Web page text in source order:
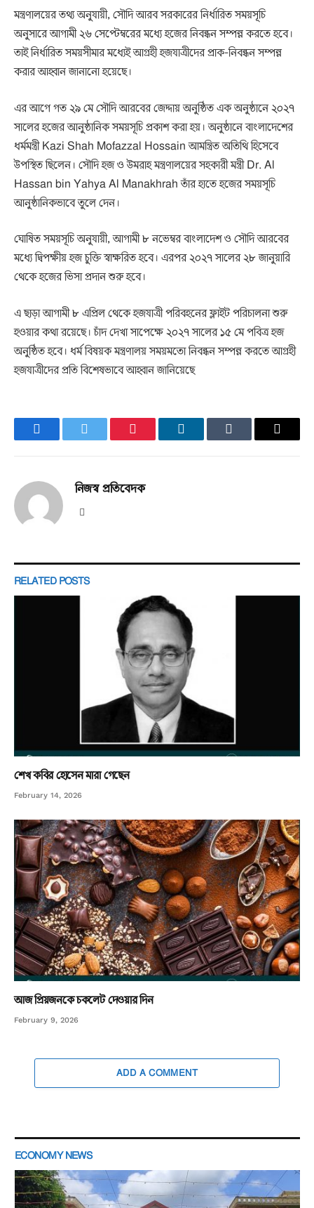
মন্ত্রণালয়ের তথ্য অনুযায়ী, সৌদি আরব সরকারের নির্ধারিত সময়সূচি
অনুসারে আগামী ২৬ সেপ্টেম্বরের মধ্যে হজের নিবন্ধন সম্পন্ন করতে হবে।
তাই নির্ধারিত সময়সীমার মধ্যেই আগ্রহী হজযাত্রীদের প্রাক-নিবন্ধন সম্পন্ন
করার আহ্বান জানানো হয়েছে।
এর আগে গত ২৯ মে সৌদি আরবের জেদ্দায় অনুষ্ঠিত এক অনুষ্ঠানে ২০২৭
সালের হজের আনুষ্ঠানিক সময়সূচি প্রকাশ করা হয়। অনুষ্ঠানে বাংলাদেশের
ধর্মমন্ত্রীKazi Shah Mofazzal Hossainআমন্ত্রিত অতিথি হিসেবে
উপস্থিত ছিলেন। সৌদি হজ ও উমরাহ মন্ত্রণালয়ের সহকারী মন্ত্রীDr. Al
Hassan bin Yahya Al Manakhrahতাঁর হাতে হজের সময়সূচি
আনুষ্ঠানিকভাবে তুলে দেন।
ঘোষিত সময়সূচি অনুযায়ী, আগামী ৮ নভেম্বর বাংলাদেশ ও সৌদি আরবের
মধ্যে দ্বিপক্ষীয় হজ চুক্তি স্বাক্ষরিত হবে। এরপর ২০২৭ সালের ২৮ জানুয়ারি
থেকে হজের ভিসা প্রদান শুরু হবে।
এ ছাড়া আগামী ৮ এপ্রিল থেকে হজযাত্রী পরিবহনের ফ্লাইট পরিচালনা শুরু
হওয়ার কথা রয়েছে। চাঁদ দেখা সাপেক্ষে ২০২৭ সালের ১৫ মে পবিত্র হজ
অনুষ্ঠিত হবে। ধর্ম বিষয়ক মন্ত্রণালয় সময়মতো নিবন্ধন সম্পন্ন করতে আগ্রহী
হজযাত্রীদের প্রতি বিশেষভাবে আহ্বান জানিয়েছে
FacebookTwitter PinterestLinkedInTumblr Email
নিজস্ব প্রতিবেদক
RELATED POSTS
শেখ কবির হোসেন মারা গেছেন
February 14, 2026
আজ প্রিয়জনকে চকলেট দেওয়ার দিন
February 9, 2026
ADD A COMMENT
ECONOMY NEWS